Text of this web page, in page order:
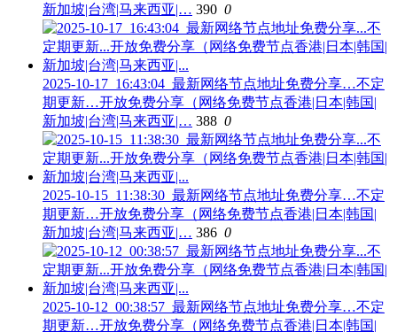
新加坡|台湾|马来西亚|… 390 0
2025-10-17_16:43:04_最新网络节点地址免费分享…不定
期更新…开放免费分享（网络免费节点香港|日本|韩国|
新加坡|台湾|马来西亚|… 388 0
2025-10-15_11:38:30_最新网络节点地址免费分享…不定
期更新…开放免费分享（网络免费节点香港|日本|韩国|
新加坡|台湾|马来西亚|… 386 0
2025-10-12_00:38:57_最新网络节点地址免费分享…不定
期更新…开放免费分享（网络免费节点香港|日本|韩国|